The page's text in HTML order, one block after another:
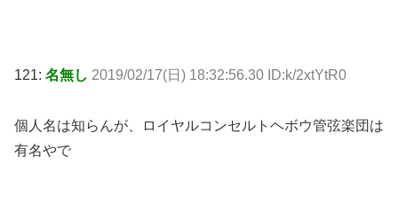
121: 名無し 2019/02/17(日) 18:32:56.30 ID:k/2xtYtR0
個人名は知らんが、ロイヤルコンセルトヘボウ管弦楽団は
有名やで